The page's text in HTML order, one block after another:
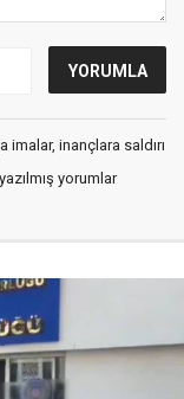
inançlara saldırı
yorumlar